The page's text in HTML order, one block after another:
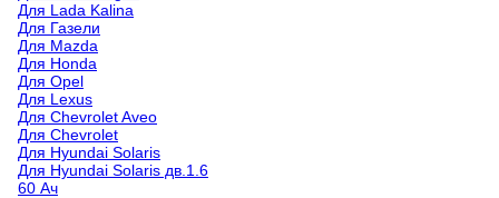
Для Lada Kalina
Для Газели
Для Mazda
Для Honda
Для Opel
Для Lexus
Для Chevrolet Aveo
Для Chevrolet
Для Hyundai Solaris
Для Hyundai Solaris дв.1.6
60 Ач